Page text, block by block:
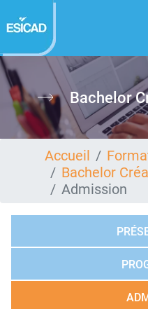
au
contenu
Bachelor
Accueil
Bachelor
Admission